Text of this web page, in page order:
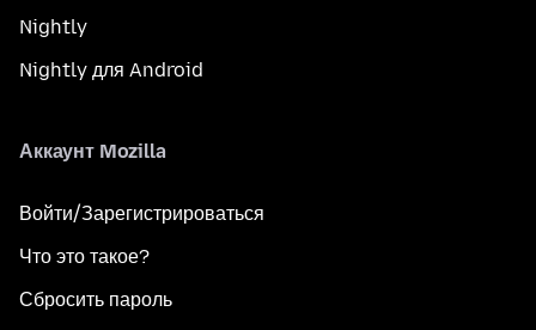
Nightly
Nightly для Android
Аккаунт Mozilla
Войти/Зарегистрироваться
Что это такое?
Сбросить пароль